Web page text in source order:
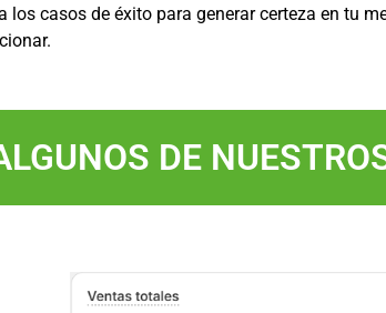
los casos de éxito para generar certeza en tu
DE